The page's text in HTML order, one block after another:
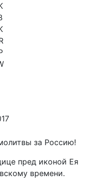
за Россию!
пред иконой Ея
времени.